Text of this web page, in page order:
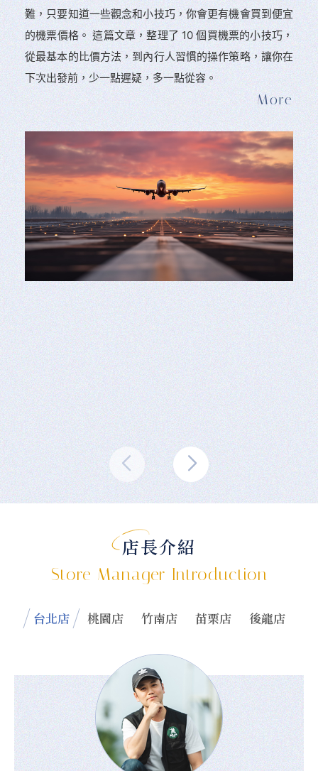
難，只要知道一些觀念和小技巧，你會更有機會買到便宜
的機票價格。 這篇文章，整理了 10 個買機票的小技巧，
從最基本的比價方法，到內行人習慣的操作策略，讓你在
下次出發前，少一點遲疑，多一點從容。
店長介紹
Store Manager Introduction
台北店 桃園店 竹南店 苗栗店 後龍店